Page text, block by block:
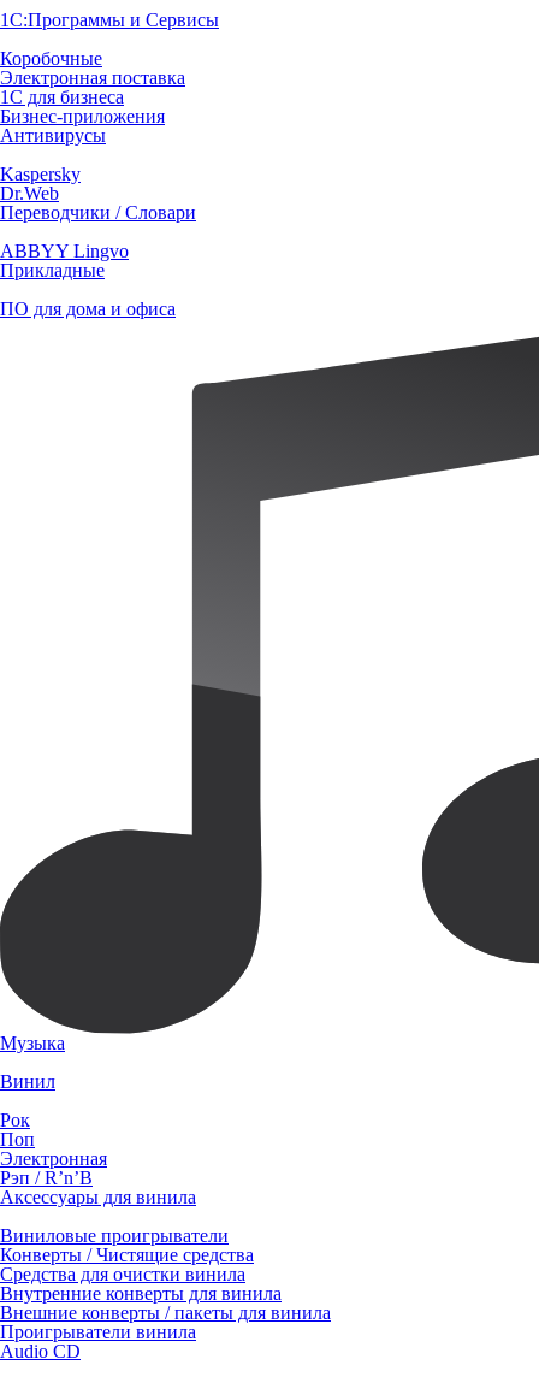
1С:Программы и Сервисы
Коробочные
Электронная поставка
1С для бизнеса
Бизнес-приложения
Антивирусы
Kaspersky
Dr.Web
Переводчики / Словари
ABBYY Lingvo
Прикладные
ПО для дома и офиса
Музыка
Винил
Рок
Поп
Электронная
Рэп / R’n’B
Аксессуары для винила
Виниловые проигрыватели
Конверты / Чистящие средства
Средства для очистки винила
Внутренние конверты для винила
Внешние конверты / пакеты для винила
Проигрыватели винила
Audio CD